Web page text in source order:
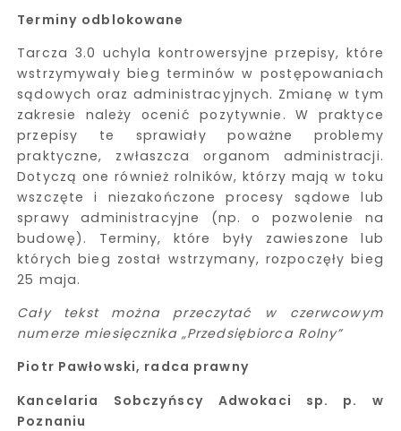
Terminy odblokowane
Tarcza 3.0 uchyla kontrowersyjne przepisy, które
wstrzymywały bieg terminów w postępowaniach
sądowych oraz administracyjnych. Zmianę w tym
zakresie należy ocenić pozytywnie. W praktyce
przepisy te sprawiały poważne problemy
praktyczne, zwłaszcza organom administracji.
Dotyczą one również rolników, którzy mają w toku
wszczęte i niezakończone procesy sądowe lub
sprawy administracyjne (np. o pozwolenie na
budowę). Terminy, które były zawieszone lub
których bieg został wstrzymany, rozpoczęły bieg
25 maja.
Cały tekst można przeczytać w czerwcowym
numerze miesięcznika „Przedsiębiorca Rolny”
Piotr Pawłowski, radca prawny
Kancelaria Sobczyńscy Adwokaci sp. p. w
Poznaniu